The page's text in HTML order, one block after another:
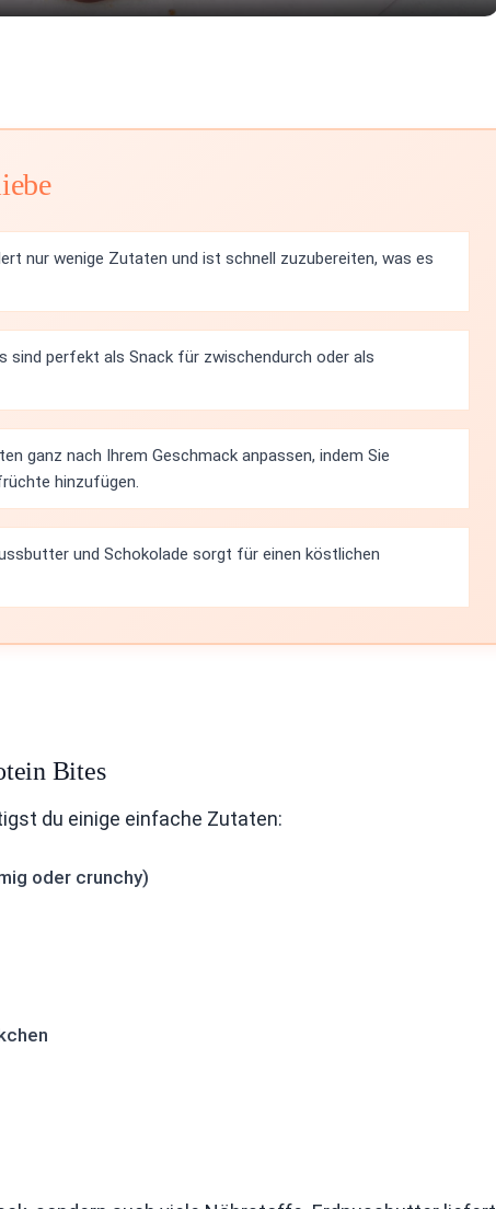
nur wenige Zutaten und ist schnell zuzubereiten, was es
sind perfekt als Snack für zwischendurch oder als
ganz nach Ihrem Geschmack anpassen, indem Sie
hinzufügen.
und Schokolade sorgt für einen köstlichen
Bites
du einige einfache Zutaten:
oder crunchy)